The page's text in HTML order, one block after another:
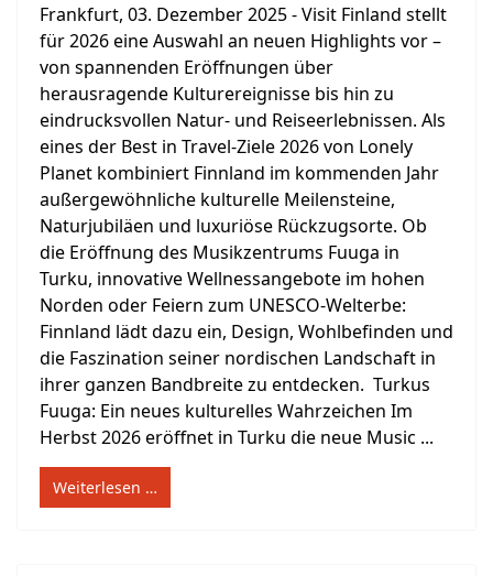
Frankfurt, 03. Dezember 2025 - Visit Finland stellt
für 2026 eine Auswahl an neuen Highlights vor –
von spannenden Eröffnungen über
herausragende Kulturereignisse bis hin zu
eindrucksvollen Natur- und Reiseerlebnissen. Als
eines der Best in Travel-Ziele 2026 von Lonely
Planet kombiniert Finnland im kommenden Jahr
außergewöhnliche kulturelle Meilensteine,
Naturjubiläen und luxuriöse Rückzugsorte. Ob
die Eröffnung des Musikzentrums Fuuga in
Turku, innovative Wellnessangebote im hohen
Norden oder Feiern zum UNESCO-Welterbe:
Finnland lädt dazu ein, Design, Wohlbefinden und
die Faszination seiner nordischen Landschaft in
ihrer ganzen Bandbreite zu entdecken. Turkus
Fuuga: Ein neues kulturelles Wahrzeichen Im
Herbst 2026 eröffnet in Turku die neue Music ...
Weiterlesen …